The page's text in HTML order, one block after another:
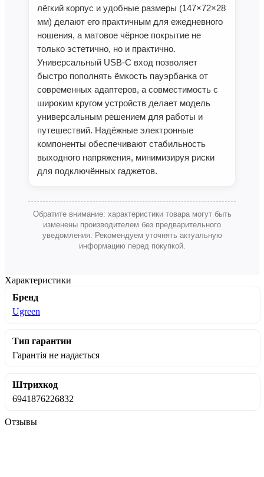
лёгкий корпус и удобные размеры (147×72×28
мм) делают его практичным для ежедневного
ношения, а матовое чёрное покрытие не
только эстетично, но и практично.
Универсальный USB‑C вход позволяет
быстро пополнять ёмкость пауэрбанка от
современных адаптеров, а совместимость с
широким кругом устройств делает модель
универсальным решением для работы и
путешествий. Надёжные электронные
компоненты обеспечивают стабильность
выходного напряжения, минимизируя риски
для подключённых гаджетов.
Обратите внимание: характеристики товара могут быть
изменены производителем без предварительного
уведомления. Рекомендуем уточнять актуальную
информацию перед покупкой.
Характеристики
Бренд
Ugreen
Тип гарантии
Гарантія не надається
Штрихкод
6941876226832
Отзывы